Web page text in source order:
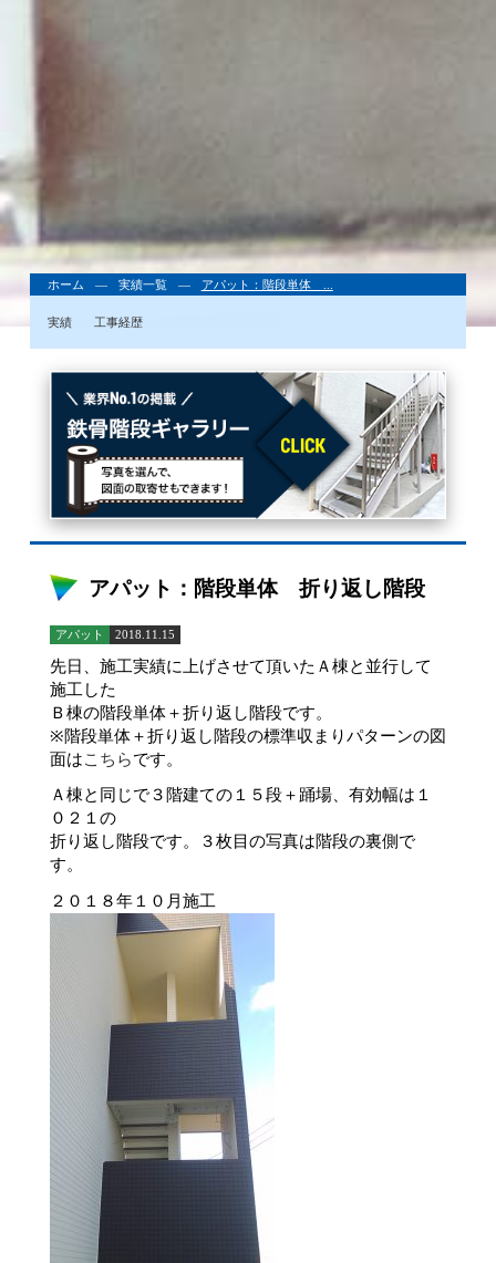
ホーム 実績一覧 アパット：階段単体 ...
実績 工事経歴
アパット：階段単体 折り返し階段
アパット 2018.11.15
先日、施工実績に上げさせて頂いたＡ棟と並行して
施工した
Ｂ棟の階段単体＋折り返し階段です。
※階段単体＋折り返し階段の標準収まりパターンの図
面はこちらです。
Ａ棟と同じで３階建ての１５段＋踊場、有効幅は１
０２１の
折り返し階段です。３枚目の写真は階段の裏側で
す。
２０１８年１０月施工